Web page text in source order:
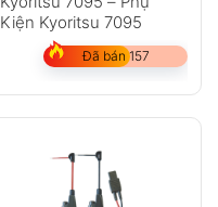
Kiện Kyoritsu 7095
Đã bán 157